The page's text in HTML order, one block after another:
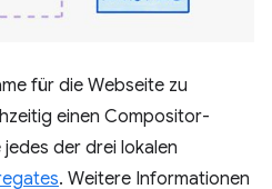
für die Webseite zu
einen Compositor-
der drei lokalen
. Weitere Informationen